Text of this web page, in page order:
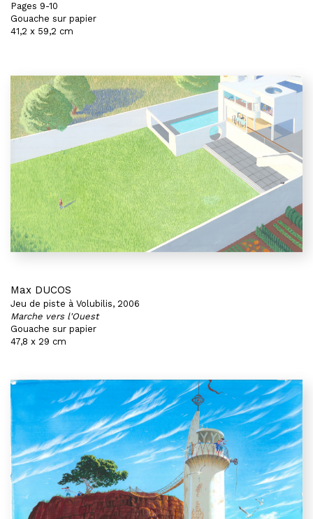
Pages 9-10
Gouache sur papier
41,2 x 59,2 cm
Max DUCOS
Jeu de piste à Volubilis, 2006
Marche vers l'Ouest
Gouache sur papier
47,8 x 29 cm